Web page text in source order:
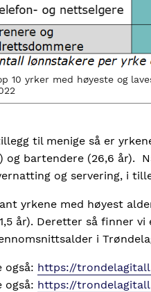
10 yrker med høyeste og
til menige så er
og bartendere (26,6 år).
og servering, i
yrkene med høyest
år). Deretter så finner
i
også: https://
også: https://